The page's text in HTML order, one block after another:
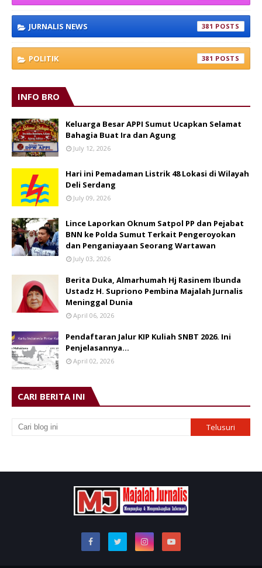
JURNALIS NEWS 381
POLITIK 381
INFO BRO
Keluarga Besar APPI Sumut Ucapkan Selamat
Bahagia Buat Ira dan Agung
July 12, 2026
Hari ini Pemadaman Listrik 48 Lokasi di Wilayah
Deli Serdang
July 09, 2026
Lince Laporkan Oknum Satpol PP dan Pejabat
BNN ke Polda Sumut Terkait Pengeroyokan
dan Penganiayaan Seorang Wartawan
July 03, 2026
Berita Duka, Almarhumah Hj Rasinem Ibunda
Ustadz H. Supriono Pembina Majalah Jurnalis
Meninggal Dunia
April 06, 2026
Pendaftaran Jalur KIP Kuliah SNBT 2026. Ini
Penjelasannya…
April 02, 2026
CARI BERITA INI